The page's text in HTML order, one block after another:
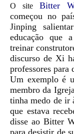
O siteBitter
começou no
Jinping
educação que
treinar
discurso de Xi
professores para
Um exemplo é
membro da
tinha medo de ir
que estava
disse ao Bitter
para desistir de